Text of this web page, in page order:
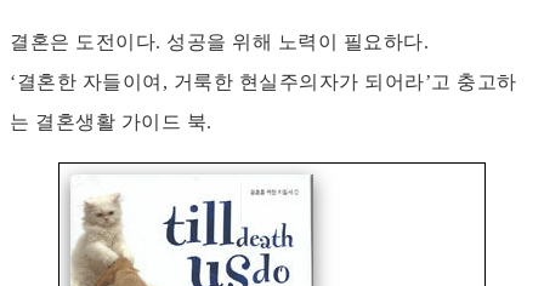
결혼은 도전이다. 성공을 위해 노력이 필요하다.
‘결혼한 자들이여, 거룩한 현실주의자가 되어라’고 충고하
는 결혼생활 가이드 북.